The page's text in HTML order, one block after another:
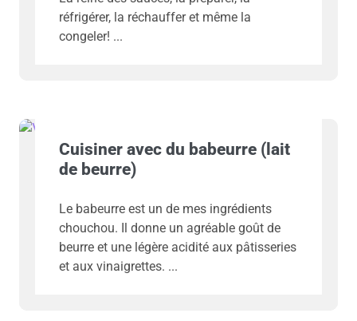
réfrigérer, la réchauffer et même la
congeler!
Cuisiner avec du babeurre (lait
de beurre)
Le babeurre est un de mes ingrédients
chouchou. Il donne un agréable goût de
beurre et une légère acidité aux pâtisseries
et aux vinaigrettes.